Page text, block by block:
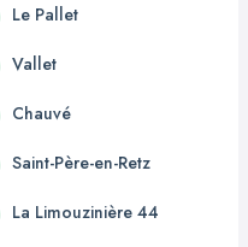
Le Pallet
Vallet
Chauvé
Saint-Père-en-Retz
La Limouzinière 44